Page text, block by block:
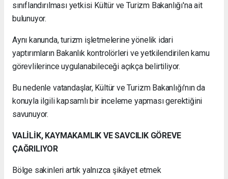
sınıflandırılması yetkisi Kültür ve Turizm Bakanlığı'na ait
bulunuyor.
Aynı kanunda, turizm işletmelerine yönelik idari
yaptırımların Bakanlık kontrolörleri ve yetkilendirilen kamu
görevlilerince uygulanabileceği açıkça belirtiliyor.
Bu nedenle vatandaşlar, Kültür ve Turizm Bakanlığı'nın da
konuyla ilgili kapsamlı bir inceleme yapması gerektiğini
savunuyor.
VALİLİK, KAYMAKAMLIK VE SAVCILIK GÖREVE
ÇAĞRILIYOR
Bölge sakinleri artık yalnızca şikâyet etmek